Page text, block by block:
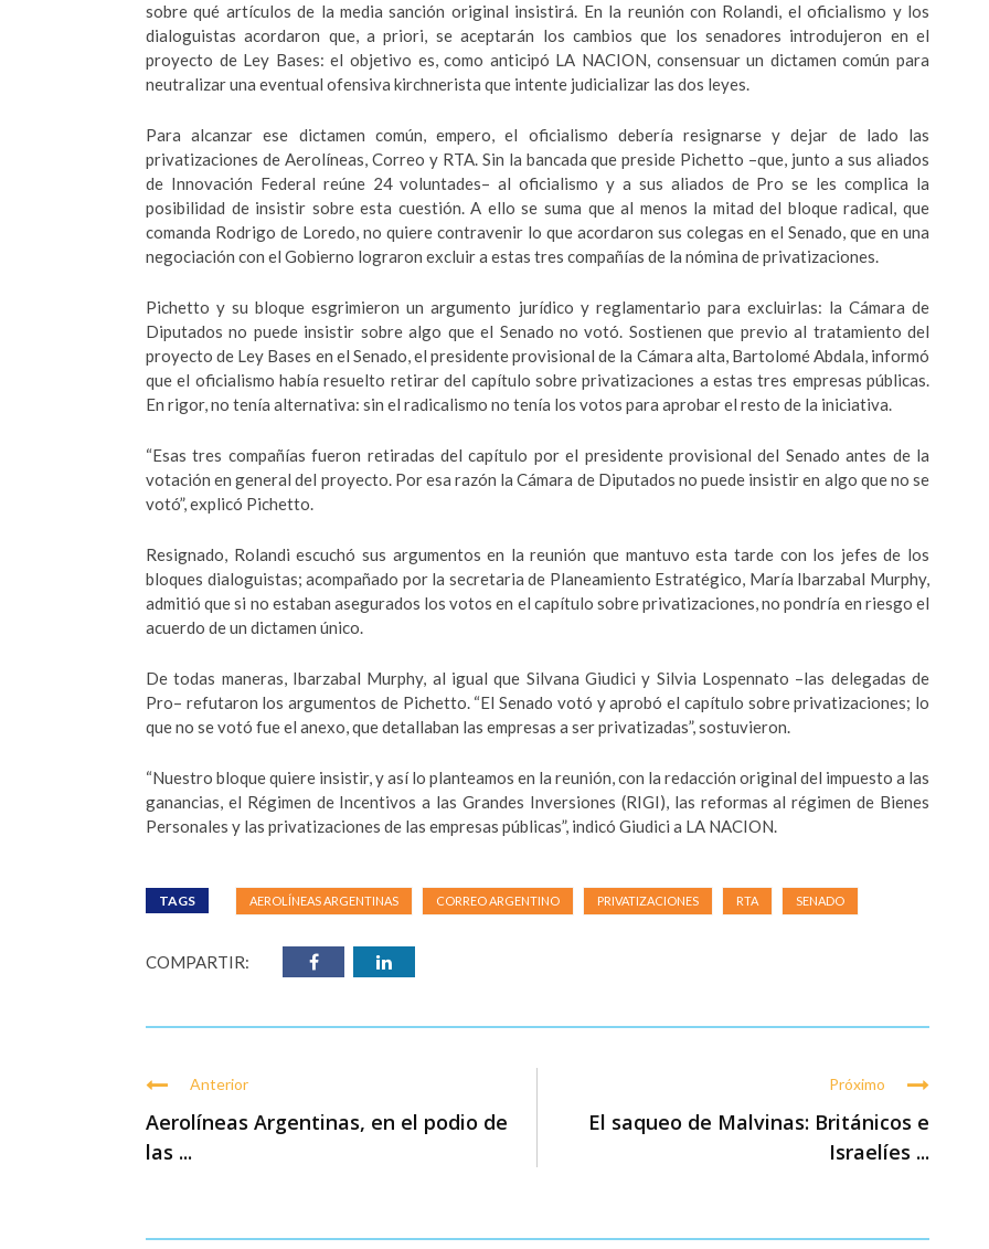
sobre qué artículos de la media sanción original insistirá. En la reunión con Rolandi, el oficialismo y los
dialoguistas acordaron que, a priori, se aceptarán los cambios que los senadores introdujeron en el
proyecto de Ley Bases: el objetivo es, como anticipó LA NACION, consensuar un dictamen común para
neutralizar una eventual ofensiva kirchnerista que intente judicializar las dos leyes.
Para alcanzar ese dictamen común, empero, el oficialismo debería resignarse y dejar de lado las
privatizaciones de Aerolíneas, Correo y RTA. Sin la bancada que preside Pichetto –que, junto a sus aliados
de Innovación Federal reúne 24 voluntades– al oficialismo y a sus aliados de Pro se les complica la
posibilidad de insistir sobre esta cuestión. A ello se suma que al menos la mitad del bloque radical, que
comanda Rodrigo de Loredo, no quiere contravenir lo que acordaron sus colegas en el Senado, que en una
negociación con el Gobierno lograron excluir a estas tres compañías de la nómina de privatizaciones.
Pichetto y su bloque esgrimieron un argumento jurídico y reglamentario para excluirlas: la Cámara de
Diputados no puede insistir sobre algo que el Senado no votó. Sostienen que previo al tratamiento del
proyecto de Ley Bases en el Senado, el presidente provisional de la Cámara alta, Bartolomé Abdala, informó
que el oficialismo había resuelto retirar del capítulo sobre privatizaciones a estas tres empresas públicas.
En rigor, no tenía alternativa: sin el radicalismo no tenía los votos para aprobar el resto de la iniciativa.
“Esas tres compañías fueron retiradas del capítulo por el presidente provisional del Senado antes de la
votación en general del proyecto. Por esa razón la Cámara de Diputados no puede insistir en algo que no se
votó”, explicó Pichetto.
Resignado, Rolandi escuchó sus argumentos en la reunión que mantuvo esta tarde con los jefes de los
bloques dialoguistas; acompañado por la secretaria de Planeamiento Estratégico, María Ibarzabal Murphy,
admitió que si no estaban asegurados los votos en el capítulo sobre privatizaciones, no pondría en riesgo el
acuerdo de un dictamen único.
De todas maneras, Ibarzabal Murphy, al igual que Silvana Giudici y Silvia Lospennato –las delegadas de
Pro– refutaron los argumentos de Pichetto. “El Senado votó y aprobó el capítulo sobre privatizaciones; lo
que no se votó fue el anexo, que detallaban las empresas a ser privatizadas”, sostuvieron.
“Nuestro bloque quiere insistir, y así lo planteamos en la reunión, con la redacción original del impuesto a las
ganancias, el Régimen de Incentivos a las Grandes Inversiones (RIGI), las reformas al régimen de Bienes
Personales y las privatizaciones de las empresas públicas”, indicó Giudici a LA NACION.
TAGS AEROLÍNEAS ARGENTINAS CORREO ARGENTINO PRIVATIZACIONES RTA SENADO
COMPARTIR:
Anterior
Aerolíneas Argentinas, en el podio de
las ...
Próximo
El saqueo de Malvinas: Británicos e
Israelíes ...